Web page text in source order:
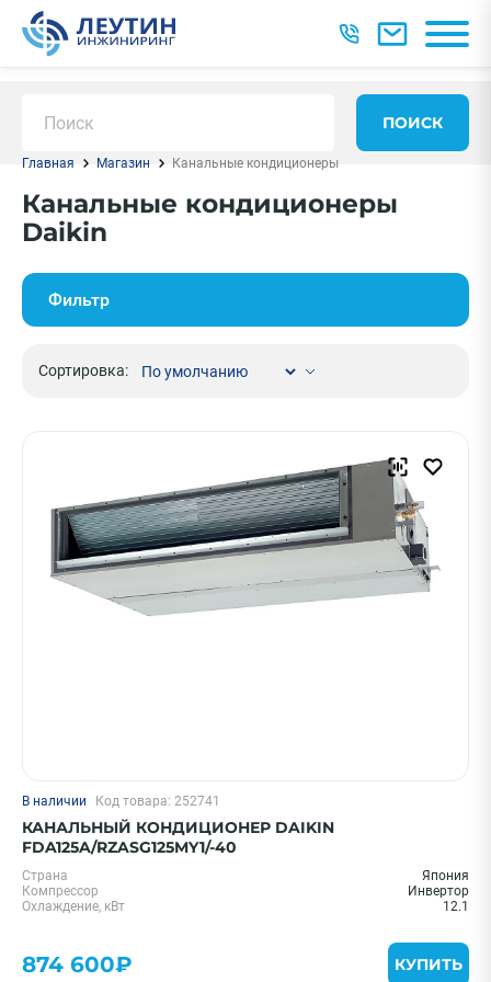
ПОИСК
Главная Магазин Канальные кондиционеры
Канальные кондиционеры
Daikin
Фильтр
25 м² - 2.6 кВт
35 м² - 3.5 кВт
70 м² - 7 кВт
Показать еще
Сортировка:
В наличии Код товара: 252741
КАНАЛЬНЫЙ КОНДИЦИОНЕР DAIKIN
FDA125A/RZASG125MY1/-40
Страна
Япония
Компрессор
Инвертор
Охлаждение, кВт
12.1
874 600₽ КУПИТЬ